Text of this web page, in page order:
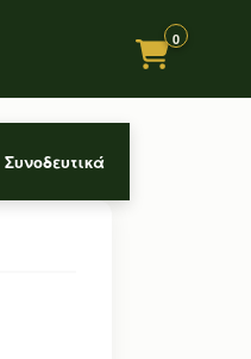
0
Συνοδευτικά